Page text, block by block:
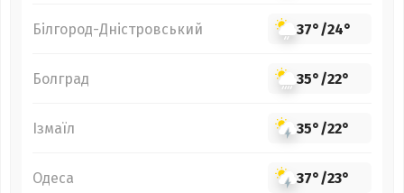
Білгород-Дністровський 37°/24°
Болград 35°/22°
Ізмаїл 35°/22°
Одеса 37°/23°